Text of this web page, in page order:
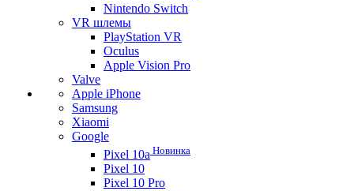
Nintendo Switch
VR шлемы
PlayStation VR
Oculus
Apple Vision Pro
Valve
Apple iPhone
Samsung
Xiaomi
Google
Pixel 10a Новинка
Pixel 10
Pixel 10 Pro